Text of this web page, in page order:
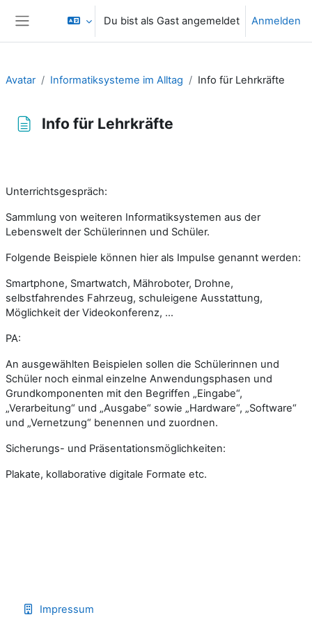
Website-Übersicht
Du bist als Gast angemeldet Anmelden
Avatar Informatiksysteme im Alltag Info für Lehrkräfte
Info für Lehrkräfte
Unterrichtsgespräch:
Sammlung von weiteren Informatiksystemen aus der
Lebenswelt der Schülerinnen und Schüler.
Folgende Beispiele können hier als Impulse genannt werden:
Smartphone, Smartwatch, Mähroboter, Drohne,
selbstfahrendes Fahrzeug, schuleigene Ausstattung,
Möglichkeit der Videokonferenz, …
PA:
An ausgewählten Beispielen sollen die Schülerinnen und
Schüler noch einmal einzelne Anwendungsphasen und
Grundkomponenten mit den Begriffen „Eingabe“,
„Verarbeitung“ und „Ausgabe“ sowie „Hardware“, „Software“
und „Vernetzung“ benennen und zuordnen.
Sicherungs- und Präsentationsmöglichkeiten:
Plakate, kollaborative digitale Formate etc.
Impressum